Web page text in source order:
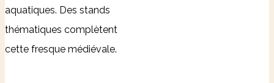
aquatiques. Des stands
thématiques complètent
cette fresque médiévale.